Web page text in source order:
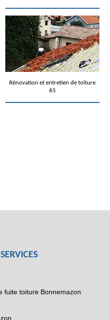
Rénovation et entretien de toiture
65
fuite toiture Bonnemazon